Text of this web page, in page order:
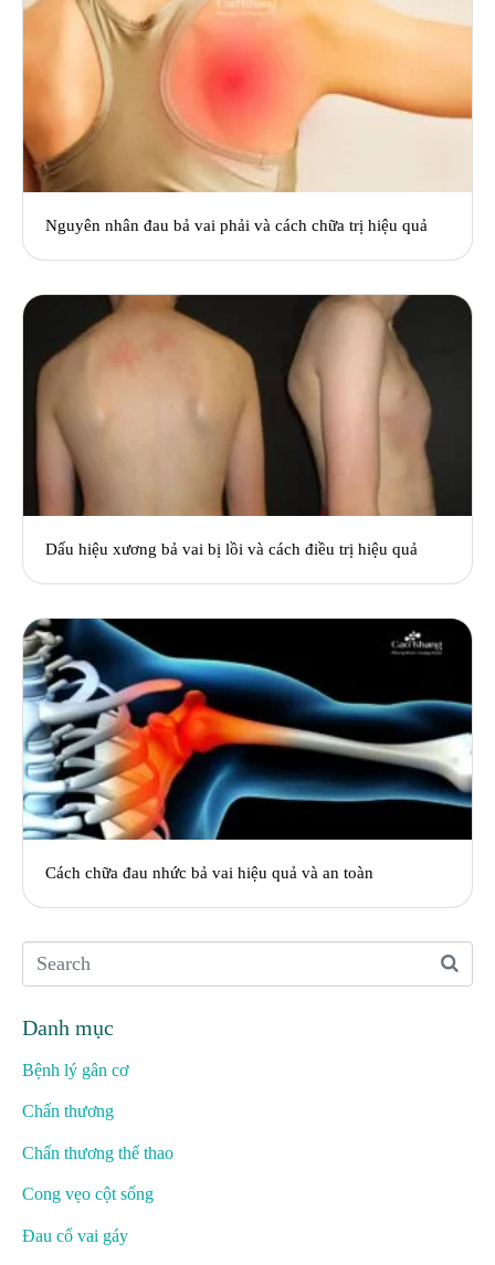
Nguyên nhân đau bả vai phải và cách chữa trị hiệu quả
Dấu hiệu xương bả vai bị lồi và cách điều trị hiệu quả
Cách chữa đau nhức bả vai hiệu quả và an toàn
Danh mục
Bệnh lý gân cơ
Chấn thương
Chấn thương thể thao
Cong vẹo cột sống
Đau cổ vai gáy